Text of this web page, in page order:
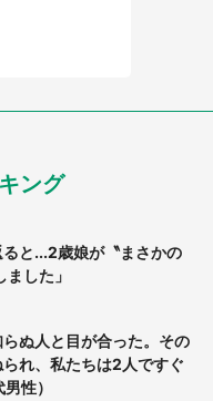
ング
と...2歳娘が〝まさかの
した」
らぬ人と目が合った。その
れ、私たちは2人ですぐ
性）